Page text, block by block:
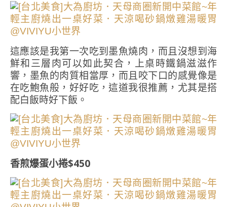
這應該是我第一次吃到墨魚燒肉，而且沒想到海
鮮和三層肉可以如此契合，上桌時鐵鍋滋滋作
響，墨魚的肉質相當厚，而且咬下口的感覺像是
在吃鮑魚般，好好吃，這道我很推薦，尤其是搭
配白飯時好下飯。
香煎爆蛋小捲$450